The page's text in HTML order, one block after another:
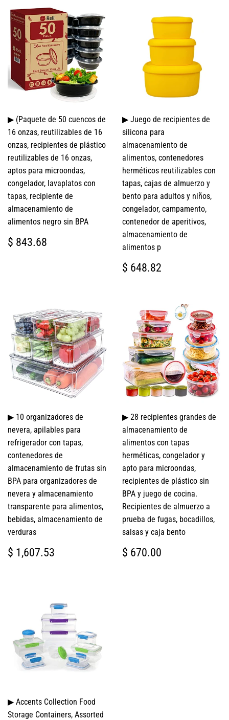
▶ (Paquete de 50 cuencos de
16 onzas, reutilizables de 16
onzas, recipientes de plástico
reutilizables de 16 onzas,
aptos para microondas,
congelador, lavaplatos con
tapas, recipiente de
almacenamiento de
alimentos negro sin BPA
PRECIO
HABITUAL
$ 843.68
▶ Juego de recipientes de
silicona para
almacenamiento de
alimentos, contenedores
herméticos reutilizables con
tapas, cajas de almuerzo y
bento para adultos y niños,
congelador, campamento,
contenedor de aperitivos,
almacenamiento de
alimentos p
PRECIO
HABITUAL
$ 648.82
▶ 10 organizadores de
nevera, apilables para
refrigerador con tapas,
contenedores de
almacenamiento de frutas sin
BPA para organizadores de
nevera y almacenamiento
transparente para alimentos,
bebidas, almacenamiento de
verduras
PRECIO
HABITUAL
$ 1,607.53
▶ 28 recipientes grandes de
almacenamiento de
alimentos con tapas
herméticas, congelador y
apto para microondas,
recipientes de plástico sin
BPA y juego de cocina.
Recipientes de almuerzo a
prueba de fugas, bocadillos,
salsas y caja bento
PRECIO
HABITUAL
$ 670.00
▶ Accents Collection Food
Storage Containers, Assorted